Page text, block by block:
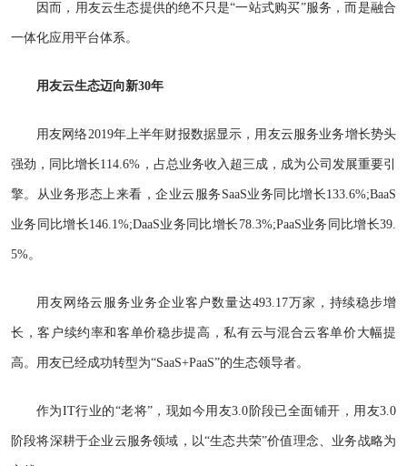
因而，用友云生态提供的绝不只是“一站式购买”服务，而是融合
一体化应用平台体系。
用友云生态迈向新30年
用友网络2019年上半年财报数据显示，用友云服务业务增长势头
强劲，同比增长114.6%，占总业务收入超三成，成为公司发展重要引
擎。从业务形态上来看，企业云服务SaaS业务同比增长133.6%;BaaS
业务同比增长146.1%;DaaS业务同比增长78.3%;PaaS业务同比增长39.
5%。
用友网络云服务业务企业客户数量达493.17万家，持续稳步增
长，客户续约率和客单价稳步提高，私有云与混合云客单价大幅提
高。用友已经成功转型为“SaaS+PaaS”的生态领导者。
作为IT行业的“老将”，现如今用友3.0阶段已全面铺开，用友3.0
阶段将深耕于企业云服务领域，以“生态共荣”价值理念、业务战略为